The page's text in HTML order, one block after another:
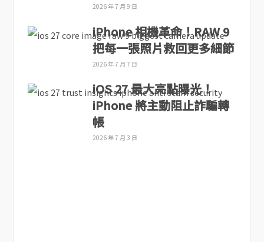
2026 年 7 月 9 日
iPhone 相機革命！RAW 9
把每一張照片救回更多細節
2026 年 7 月 7 日
iOS 27 最大亮點曝光！
iPhone 將主動阻止詐騙轉
帳
2026 年 7 月 3 日